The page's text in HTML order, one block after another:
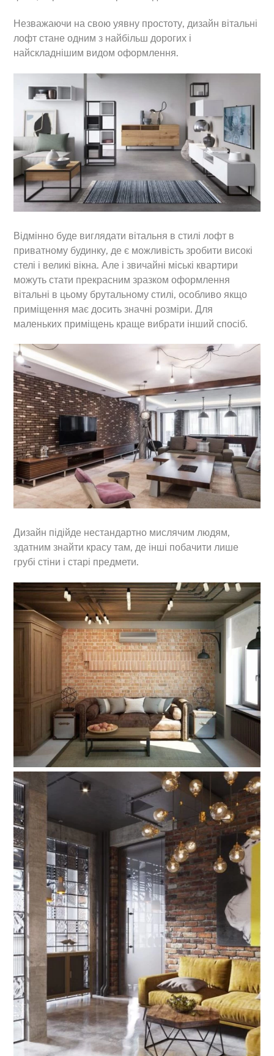
Незважаючи на свою уявну простоту, дизайн вітальні
лофт стане одним з найбільш дорогих і
найскладнішим видом оформлення.
Відмінно буде виглядати вітальня в стилі лофт в
приватному будинку, де є можливість зробити високі
стелі і великі вікна. Але і звичайні міські квартири
можуть стати прекрасним зразком оформлення
вітальні в цьому брутальному стилі, особливо якщо
приміщення має досить значні розміри. Для
маленьких приміщень краще вибрати інший спосіб.
Дизайн підійде нестандартно мислячим людям,
здатним знайти красу там, де інші побачити лише
грубі стіни і старі предмети.